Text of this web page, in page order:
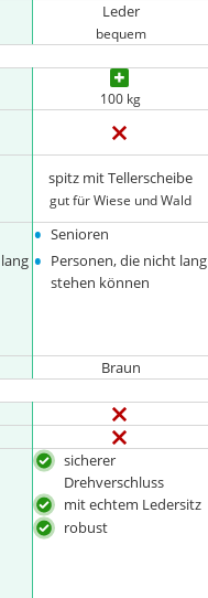
Leder
bequem
100 kg
spitz mit Tellerscheibe
gut für Wiese und Wald
• Senioren
• Personen, die nicht lang
stehen können
Braun
sicherer
Drehverschluss
mit echtem Ledersitz
robust